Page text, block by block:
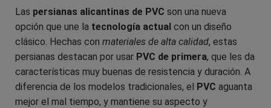
Las persianas alicantinas de PVC son una nueva
opción que une la tecnología actual con un diseño
clásico. Hechas con materiales de alta calidad, estas
persianas destacan por usar PVC de primera, que les da
características muy buenas de resistencia y duración. A
diferencia de los modelos tradicionales, el PVC aguanta
mejor el mal tiempo, y mantiene su aspecto y